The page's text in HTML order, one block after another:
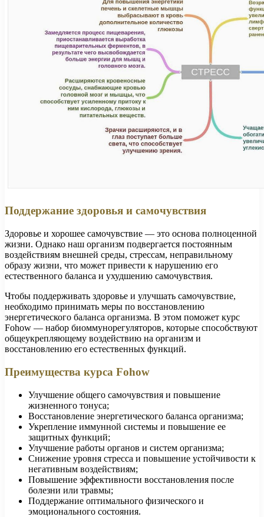
Поддержание здоровья и самочувствия
Здоровье и хорошее самочувствие — это основа полноценной
жизни. Однако наш организм подвергается постоянным
воздействиям внешней среды, стрессам, неправильному
образу жизни, что может привести к нарушению его
естественного баланса и ухудшению самочувствия.
Чтобы поддерживать здоровье и улучшать самочувствие,
необходимо принимать меры по восстановлению
энергетического баланса организма. В этом поможет курс
Fohow — набор биоммунорегуляторов, которые способствуют
общеукрепляющему воздействию на организм и
восстановлению его естественных функций.
Преимущества курса Fohow
Улучшение общего самочувствия и повышение
жизненного тонуса;
Восстановление энергетического баланса организма;
Укрепление иммунной системы и повышение ее
защитных функций;
Улучшение работы органов и систем организма;
Снижение уровня стресса и повышение устойчивости к
негативным воздействиям;
Повышение эффективности восстановления после
болезни или травмы;
Поддержание оптимального физического и
эмоционального состояния.